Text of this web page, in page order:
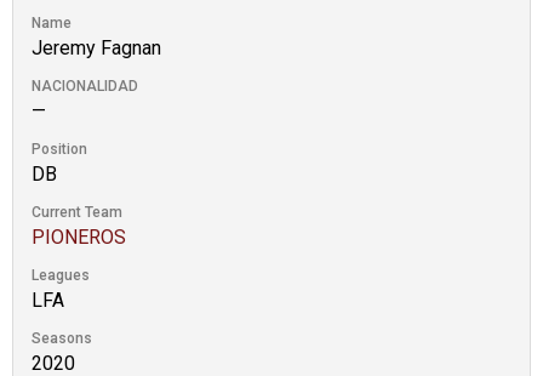
Name
Jeremy Fagnan
NACIONALIDAD
—
Position
DB
Current Team
PIONEROS
Leagues
LFA
Seasons
2020